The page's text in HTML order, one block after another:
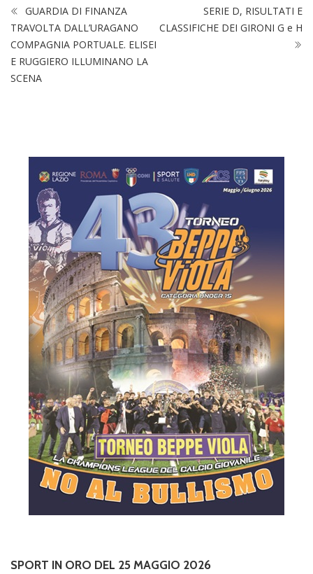
GUARDIA DI FINANZA
TRAVOLTA DALL’URAGANO
COMPAGNIA PORTUALE. ELISEI
E RUGGIERO ILLUMINANO LA
SCENA
SERIE D, RISULTATI E
CLASSIFICHE DEI GIRONI G e H
SPORT IN ORO DEL 25 MAGGIO 2026